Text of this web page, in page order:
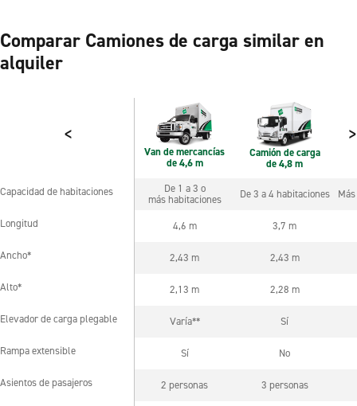
Comparar Camiones de carga similar en
alquiler
< >
Van de mercancías
de 4,6 m
Camión de carga
de 4,8 m
Capacidad de habitaciones
De 1 a 3 o
más habitaciones
De 3 a 4 habitaciones
Longitud 4,6 m 3,7 m
Ancho* 2,43 m 2,43 m
Alto* 2,13 m 2,28 m
Elevador de carga plegable Varía** Sí
Rampa extensible Sí No
Asientos de pasajeros 2 personas 3 personas
Capacidad de habitaciones
Longitud
Ancho*
Alto*
Elevador de carga plegable
Rampa extensible
Asientos de pasajeros